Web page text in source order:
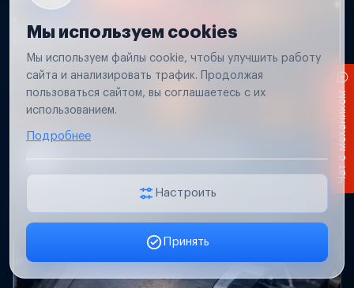
Проверим проводку и разъемы, восстановим
освещение прицепа.
Мы используем cookies
Мы используем файлы cookie, чтобы улучшить работу
сайта и анализировать трафик. Продолжая
пользоваться сайтом, вы соглашаетесь с их
использованием.
Подробнее
Настроить
Принять
Заявка онлайн
Чат с механиком